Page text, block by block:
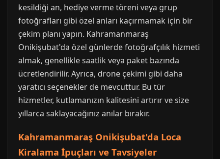
kesildiği an, hediye verme töreni veya grup
fotoğrafları gibi özel anları kaçırmamak için bir
çekim planı yapın. Kahramanmaraş
Onikişubat'da özel günlerde fotoğrafçılık hizmeti
almak, genellikle saatlik veya paket bazında
ücretlendirilir. Ayrıca, drone çekimi gibi daha
yaratıcı seçenekler de mevcuttur. Bu tür
hizmetler, kutlamanızın kalitesini artırır ve size
yıllarca saklayacağınız anılar bırakır.
Kahramanmaraş Onikişubat'da Loca
Kiralama İpuçları ve Tavsiyeler